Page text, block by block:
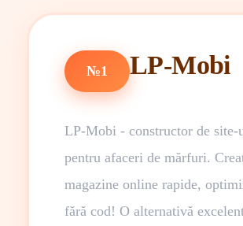
№1 LP-Mobi
LP-Mobi - constructor de site-
pentru afaceri de mărfuri.
magazine online rapide,
fără cod! O alternativă